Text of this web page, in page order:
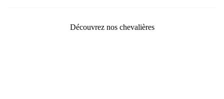
Découvrez nos chevalières